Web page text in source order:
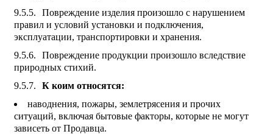
Повреждение изделия произошло с нарушением
правил и условий установки и подключения,
эксплуатации, транспортировки и хранения.
Повреждение продукции произошло вследствие
природных стихий.
К коим относятся:
наводнения, пожары, землетрясения и прочих
ситуаций, включая бытовые факторы, которые не могут
зависеть от Продавца.